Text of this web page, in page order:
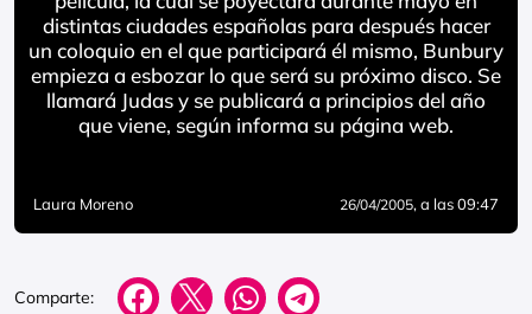
distintas ciudades españolas para después hacer
un coloquio en el que participará él mismo, Bunbury
empieza a esbozar lo que será su próximo disco. Se
llamará Judas y se publicará a principios del año
que viene, según informa su página web.
Laura Moreno 26/04/2005, a las 09:47
Comparte: